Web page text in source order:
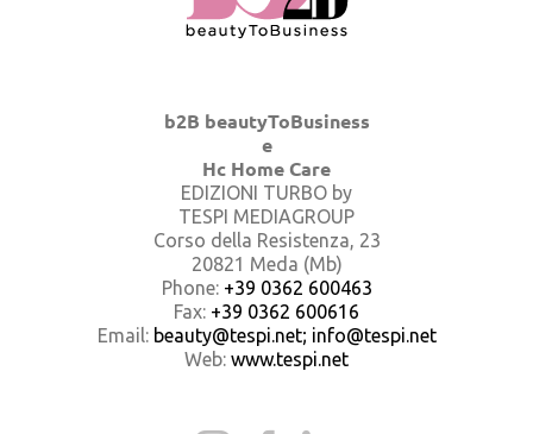
b2B beautyToBusiness
e
Hc Home Care
EDIZIONI TURBO by
TESPI MEDIAGROUP
Corso della Resistenza, 23
20821 Meda (Mb)
Phone: +39 0362 600463
Fax: +39 0362 600616
Email: beauty@tespi.net; info@tespi.net
Web: www.tespi.net